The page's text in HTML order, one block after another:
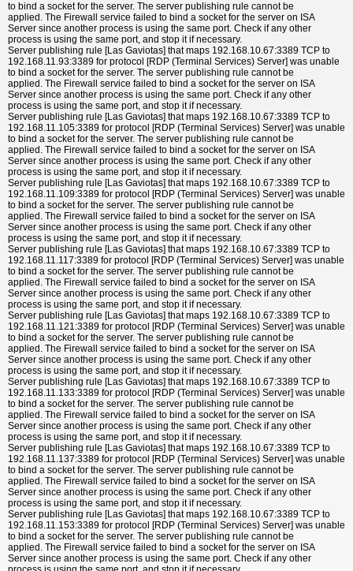
to bind a socket for the server. The server publishing rule cannot be
applied. The Firewall service failed to bind a socket for the server on ISA
Server since another process is using the same port. Check if any other
process is using the same port, and stop it if necessary.
Server publishing rule [Las Gaviotas] that maps 192.168.10.67:3389 TCP to
192.168.11.93:3389 for protocol [RDP (Terminal Services) Server] was unable
to bind a socket for the server. The server publishing rule cannot be
applied. The Firewall service failed to bind a socket for the server on ISA
Server since another process is using the same port. Check if any other
process is using the same port, and stop it if necessary.
Server publishing rule [Las Gaviotas] that maps 192.168.10.67:3389 TCP to
192.168.11.105:3389 for protocol [RDP (Terminal Services) Server] was unable
to bind a socket for the server. The server publishing rule cannot be
applied. The Firewall service failed to bind a socket for the server on ISA
Server since another process is using the same port. Check if any other
process is using the same port, and stop it if necessary.
Server publishing rule [Las Gaviotas] that maps 192.168.10.67:3389 TCP to
192.168.11.109:3389 for protocol [RDP (Terminal Services) Server] was unable
to bind a socket for the server. The server publishing rule cannot be
applied. The Firewall service failed to bind a socket for the server on ISA
Server since another process is using the same port. Check if any other
process is using the same port, and stop it if necessary.
Server publishing rule [Las Gaviotas] that maps 192.168.10.67:3389 TCP to
192.168.11.117:3389 for protocol [RDP (Terminal Services) Server] was unable
to bind a socket for the server. The server publishing rule cannot be
applied. The Firewall service failed to bind a socket for the server on ISA
Server since another process is using the same port. Check if any other
process is using the same port, and stop it if necessary.
Server publishing rule [Las Gaviotas] that maps 192.168.10.67:3389 TCP to
192.168.11.121:3389 for protocol [RDP (Terminal Services) Server] was unable
to bind a socket for the server. The server publishing rule cannot be
applied. The Firewall service failed to bind a socket for the server on ISA
Server since another process is using the same port. Check if any other
process is using the same port, and stop it if necessary.
Server publishing rule [Las Gaviotas] that maps 192.168.10.67:3389 TCP to
192.168.11.133:3389 for protocol [RDP (Terminal Services) Server] was unable
to bind a socket for the server. The server publishing rule cannot be
applied. The Firewall service failed to bind a socket for the server on ISA
Server since another process is using the same port. Check if any other
process is using the same port, and stop it if necessary.
Server publishing rule [Las Gaviotas] that maps 192.168.10.67:3389 TCP to
192.168.11.137:3389 for protocol [RDP (Terminal Services) Server] was unable
to bind a socket for the server. The server publishing rule cannot be
applied. The Firewall service failed to bind a socket for the server on ISA
Server since another process is using the same port. Check if any other
process is using the same port, and stop it if necessary.
Server publishing rule [Las Gaviotas] that maps 192.168.10.67:3389 TCP to
192.168.11.153:3389 for protocol [RDP (Terminal Services) Server] was unable
to bind a socket for the server. The server publishing rule cannot be
applied. The Firewall service failed to bind a socket for the server on ISA
Server since another process is using the same port. Check if any other